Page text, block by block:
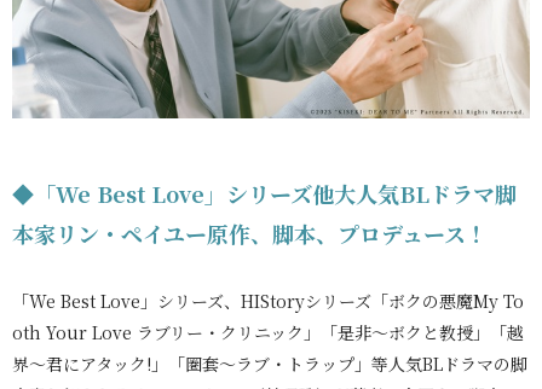
◆「We Best Love」シリーズ他大人気BLドラマ脚
本家リン・ペイユー原作、脚本、プロデュース！
「We Best Love」シリーズ、HIStoryシリーズ「ボクの悪魔My To
oth Your Love ラブリー・クリニック」「是非～ボクと教授」「越
界～君にアタック!」「圏套～ラブ・トラップ」等人気BLドラマの脚